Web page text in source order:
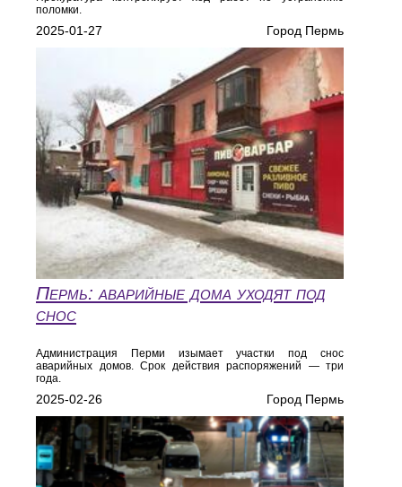
поломки.
2025-01-27 Город Пермь
Пермь: аварийные дома уходят под
снос
Администрация Перми изымает участки под снос
аварийных домов. Срок действия распоряжений — три
года.
2025-02-26 Город Пермь